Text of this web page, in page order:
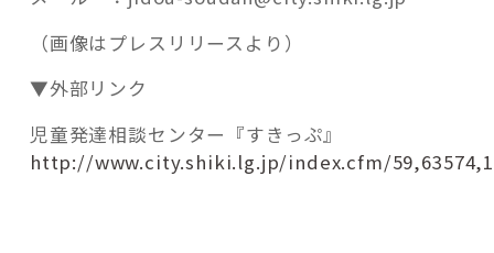
（画像はプレスリリースより）
▼外部リンク
児童発達相談センター『すきっぷ』
http://www.city.shiki.lg.jp/index.cfm/